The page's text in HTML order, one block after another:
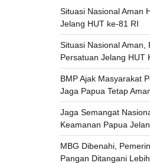
Situasi Nasional Aman
Jelang HUT ke-81 RI
Situasi Nasional Aman,
Persatuan Jelang HUT
BMP Ajak Masyarakat
Jaga Papua Tetap
Jaga Semangat
Keamanan Papua
MBG Dibenahi,
Pangan Ditangani